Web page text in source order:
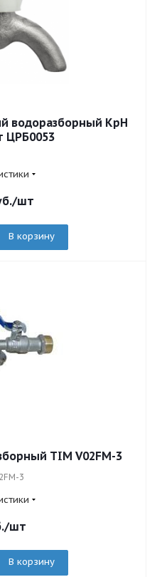
водоразборный КрН
ЦРБ0053
/шт
В корзину
TIM V02FM-3
3
/шт
В корзину